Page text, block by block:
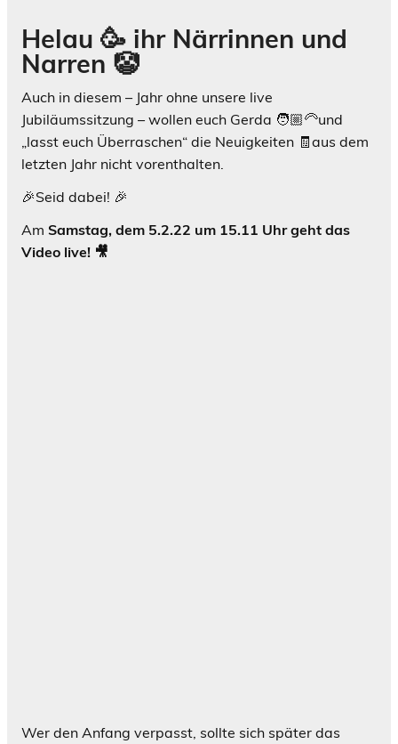
Helau 🥳 ihr Närrinnen und
Narren 🤡
Auch in diesem – Jahr ohne unsere live
Jubiläumssitzung – wollen euch Gerda 🧑🏼‍🦳und
„lasst euch Überraschen“ die Neuigkeiten 🧾aus dem
letzten Jahr nicht vorenthalten.
🎉Seid dabei! 🎉
Am Samstag, dem 5.2.22 um 15.11 Uhr geht das
Video live! 🎥
Wer den Anfang verpasst, sollte sich später das